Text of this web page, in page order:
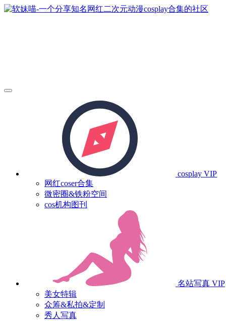
cosplay VIP
网红coser合集
微密圈&铁粉空间
cos机构图刊
名站写真 VIP
美女特辑
众筹&私拍&定制
秀人写真